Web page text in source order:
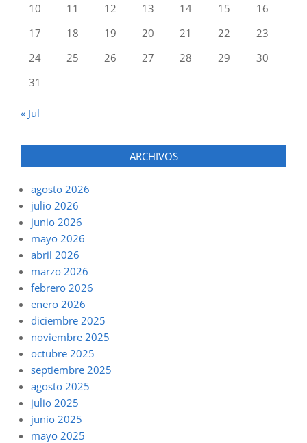
10
11 12 13 14 15
16
17
18 19 20 21 22
23
24
25 26 27 28 29
30
31
« Jul
ARCHIVOS
agosto 2026
julio 2026
junio 2026
mayo 2026
abril 2026
marzo 2026
febrero 2026
enero 2026
diciembre 2025
noviembre 2025
octubre 2025
septiembre 2025
agosto 2025
julio 2025
junio 2025
mayo 2025